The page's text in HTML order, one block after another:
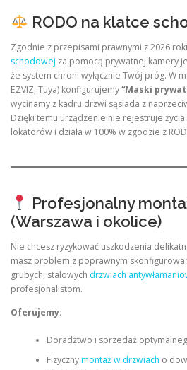
RODO na klatce
Zgodnie z przepisami prawnymi z 2026
schodowej za pomocą prywatnej kamery
że system chroni wyłącznie Twój próg. W
EZVIZ, Tuya) konfigurujemy“Maski
wycinamy z kadru drzwi sąsiada z
Dzięki temu urządzenie nie rejestruje
lokatorów i działa w 100% w zgodzie z
Profesjonalny
(Warszawa i okolice)
Nie chcesz ryzykować uszkodzenia
masz problem z poprawnym
grubych, stalowych drzwiach
profesjonalistom.
Oferujemy:
Doradztwo i sprzedaż
Fizycznymontaż w drzwiach o